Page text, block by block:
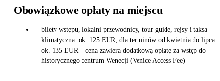
Obowiązkowe opłaty na miejscu
bilety wstępu, lokalni przewodnicy, tour guide, rejsy i taksa
klimatyczna: ok. 125 EUR; dla terminów od kwietnia do lipca:
ok. 135 EUR – cena zawiera dodatkową opłatę za wstęp do
historycznego centrum Wenecji (Venice Access Fee)